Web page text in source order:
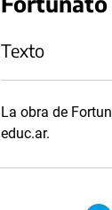
Texto
La obra de
educ.ar.